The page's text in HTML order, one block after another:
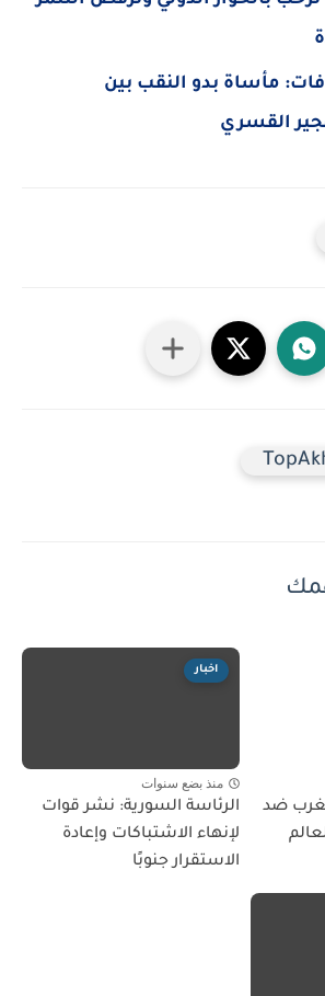
مأساة بدو النقب بين
القسري
ضد
اخبار
منذ بضع سنوات
الرئاسة السورية: نشر قوات
لإنهاء الاشتباكات وإعادة
الاستقرار جنوبًا